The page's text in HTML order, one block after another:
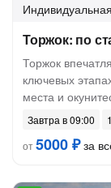
Индивидуальная
Торжок: по
Торжок
ключевых
места и
Завтра в 09:00
от5000 ₽за